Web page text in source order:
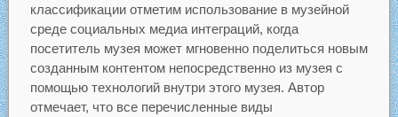
классификации отметим использование в музейной
среде социальных медиа интеграций, когда
посетитель музея может мгновенно поделиться новым
созданным контентом непосредственно из музея с
помощью технологий внутри этого музея. Автор
отмечает, что все перечисленные виды